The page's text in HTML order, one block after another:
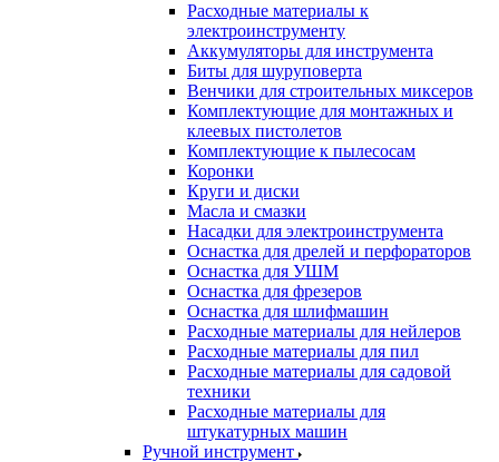
Расходные материалы к
электроинструменту
Аккумуляторы для инструмента
Биты для шуруповерта
Венчики для строительных миксеров
Комплектующие для монтажных и
клеевых пистолетов
Комплектующие к пылесосам
Коронки
Круги и диски
Масла и смазки
Насадки для электроинструмента
Оснастка для дрелей и перфораторов
Оснастка для УШМ
Оснастка для фрезеров
Оснастка для шлифмашин
Расходные материалы для нейлеров
Расходные материалы для пил
Расходные материалы для садовой
техники
Расходные материалы для
штукатурных машин
Ручной инструмент